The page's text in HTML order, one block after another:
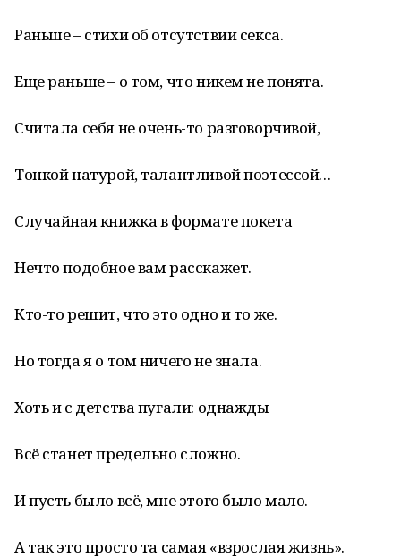
Раньше – стихи об отсутствии секса.
Еще раньше – о том, что никем не понята.
Считала себя не очень-то разговорчивой,
Тонкой натурой, талантливой поэтессой…
Случайная книжка в формате покета
Нечто подобное вам расскажет.
Кто-то решит, что это одно и то же.
Но тогда я о том ничего не знала.
Хоть и с детства пугали: однажды
Всё станет предельно сложно.
И пусть было всё, мне этого было мало.
А так это просто та самая «взрослая жизнь».